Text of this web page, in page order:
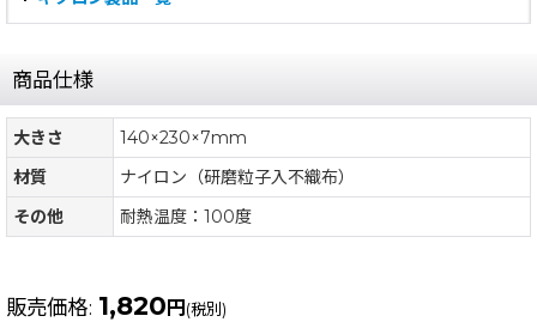
商品仕様
大きさ
140×230×7mm
材質
ナイロン（研磨粒子入不織布）
その他
耐熱温度：100度
販売価格: 1,820 円 (税別)